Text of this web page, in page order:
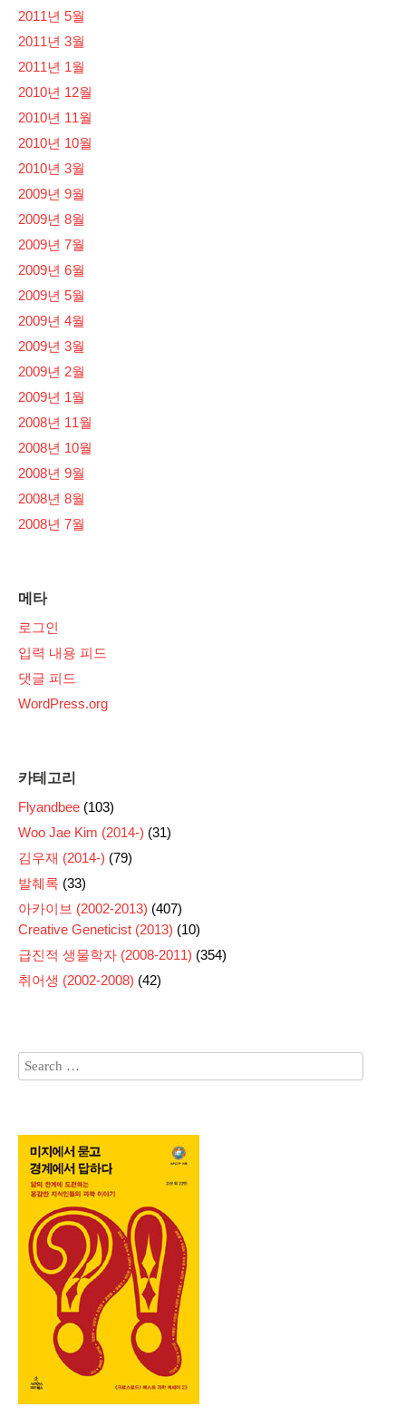
2011년 5월
2011년 3월
2011년 1월
2010년 12월
2010년 11월
2010년 10월
2010년 3월
2009년 9월
2009년 8월
2009년 7월
2009년 6월
2009년 5월
2009년 4월
2009년 3월
2009년 2월
2009년 1월
2008년 11월
2008년 10월
2008년 9월
2008년 8월
2008년 7월
메타
로그인
입력 내용 피드
댓글 피드
WordPress.org
카테고리
Flyandbee (103)
Woo Jae Kim (2014-) (31)
김우재 (2014-) (79)
발췌록 (33)
아카이브 (2002-2013) (407)
Creative Geneticist (2013) (10)
급진적 생물학자 (2008-2011) (354)
취어생 (2002-2008) (42)